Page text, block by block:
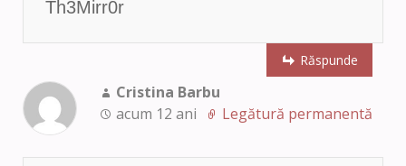
Th3Mirr0r
Răspunde
Cristina Barbu
acum 12 ani
Legătură permanentă